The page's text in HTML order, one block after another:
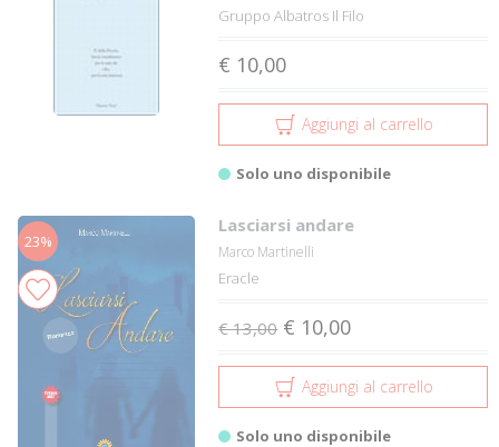
Gruppo Albatros Il Filo
€ 10,00
Aggiungi al carrello
Solo uno disponibile
23%
Lasciarsi andare
Marco Martinelli
Eracle
€ 13,00 € 10,00
Aggiungi al carrello
Solo uno disponibile